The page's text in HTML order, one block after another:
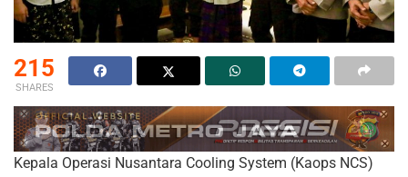
215
SHARES
Kepala Operasi Nusantara Cooling System (Kaops NCS)